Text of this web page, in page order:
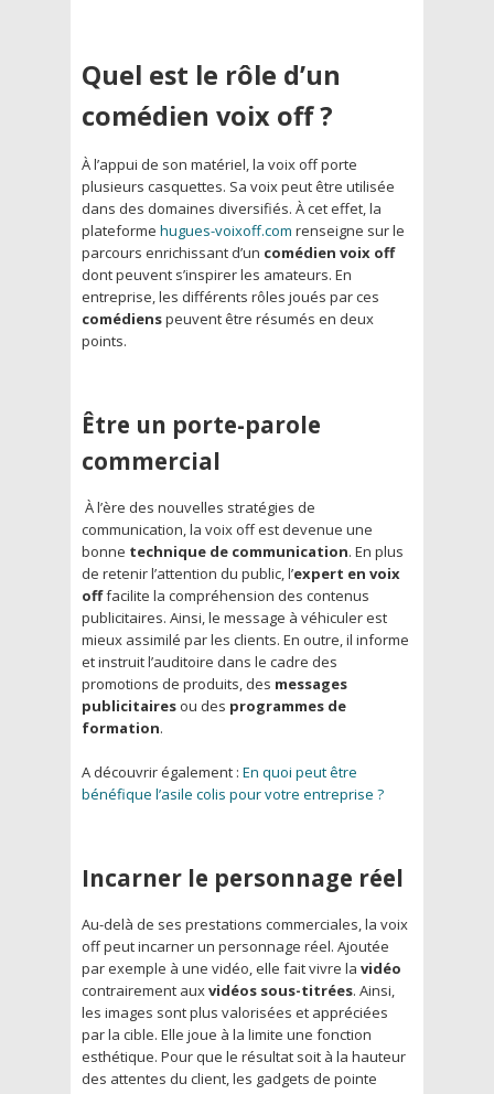
Quel est le rôle d’un
comédien voix off ?
À l’appui de son matériel, la voix off porte
plusieurs casquettes. Sa voix peut être utilisée
dans des domaines diversifiés. À cet effet, la
plateforme hugues-voixoff.com renseigne sur le
parcours enrichissant d’un comédien voix off
dont peuvent s’inspirer les amateurs. En
entreprise, les différents rôles joués par ces
comédienspeuvent être résumés en deux
points.
Être un porte-parole
commercial
À l’ère des nouvelles stratégies de
communication, la voix off est devenue une
bonne technique de communication. En plus
de retenir l’attention du public, l’expert en voix
offfacilite la compréhension des contenus
publicitaires. Ainsi, le message à véhiculer est
mieux assimilé par les clients. En outre, il informe
et instruit l’auditoire dans le cadre des
promotions de produits, des messages
publicitaires ou des programmes de
formation.
A découvrir également : En quoi peut être
bénéfique l’asile colis pour votre entreprise ?
Incarner le personnage réel
Au-delà de ses prestations commerciales, la voix
off peut incarner un personnage réel. Ajoutée
par exemple à une vidéo, elle fait vivre la vidéo
contrairement auxvidéos sous-titrées. Ainsi,
les images sont plus valorisées et appréciées
par la cible. Elle joue à la limite une fonction
esthétique. Pour que le résultat soit à la hauteur
des attentes du client, les gadgets de pointe